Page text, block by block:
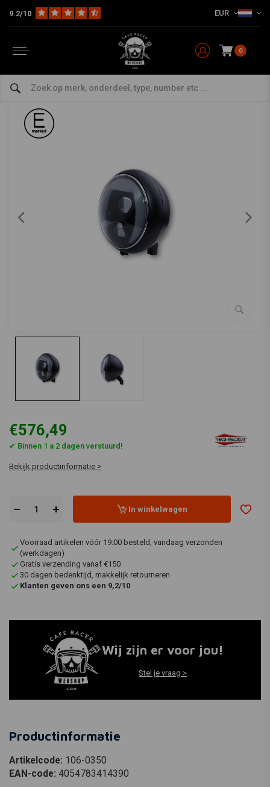
9.2/10 EUR
0
The Bike Verlichting 7 Inch LED Koplamp Yuma 2 Typ 8 Met TFL, Bochtverlichting Zwart
bekijk alles van Highsider
7 Inch LED Koplamp Yuma 2 Typ 8 Met TFL,
Bochtverlichting Zwart
0/5 (0 reviews)
€576,49
✔ Binnen 1 a 2 dagen verstuurd!
Bekijk productinformatie >
In winkelwagen
Voorraad artikelen vóór 19:00 besteld, vandaag verzonden
(werkdagen)
Gratis verzending vanaf €150
30 dagen bedenktijd, makkelijk retourneren
Klanten geven ons een 9,2/10
Wij zijn er voor jou!
Stel je vraag >
Productinformatie
Artikelcode: 106-0350
EAN-code: 4054783414390